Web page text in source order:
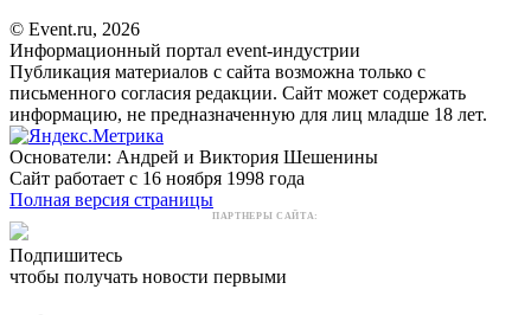
© Event.ru, 2026
Информационный портал event-индустрии
Публикация материалов с сайта возможна только с
письменного согласия редакции. Сайт может содержать
информацию, не предназначенную для лиц младше 18 лет.
Основатели: Андрей и Виктория Шешенины
Сайт работает с 16 ноября 1998 года
Полная версия страницы
ПАРТНЕРЫ САЙТА:
Подпишитесь
чтобы получать новости первыми